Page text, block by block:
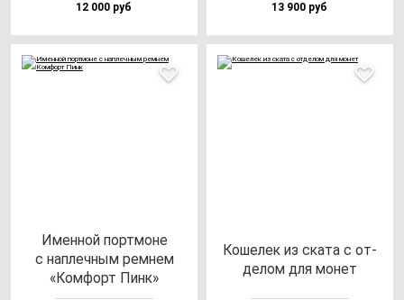
12 000 руб 13 900 руб
Имен­ной пор­тмо­не
с нап­леч­ным рем­нем
«Ком­форт Пинк»
Коше­лек из ска­та с от­
де­лом для мо­нет